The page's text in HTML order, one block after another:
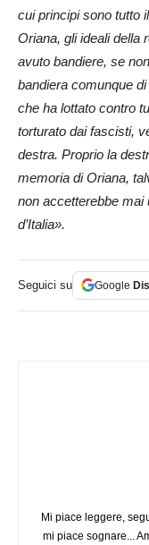
cui principi sono tutto
Oriana, gli ideali della
avuto bandiere, se
bandiera comunque
che ha lottato contro
torturato dai fascisti,
destra. Proprio la
memoria di Oriana,
non accetterebbe mai
d’Italia».
Seguici su Google
Mi piace leggere,
mi piace sognare...